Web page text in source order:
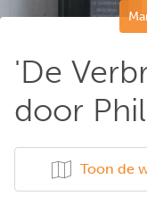
'De
door
Toon de